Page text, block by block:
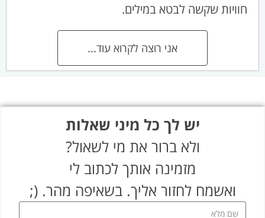
חוויות שקשה לבטא במילים.
אני רוצה לקרוא עוד...
יש לך כל מיני שאלות
ולא ברור את מי לשאול?
מזמינה אותך לכתוב לי
ואשמח לחזור אליך. בשאיפה מהר. (;